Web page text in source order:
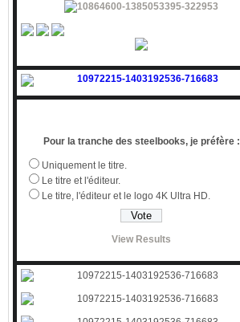
Pour la tranche des steelbooks, je préfère :
Uniquement le titre.
Le titre et l'éditeur.
Le titre, l'éditeur et le logo 4K Ultra HD.
View Results